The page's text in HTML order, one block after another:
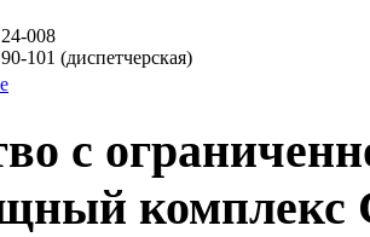
24-008
90-101 (диспетчерская)
с
комплекс